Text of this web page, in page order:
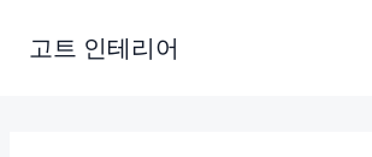
고트 인테리어